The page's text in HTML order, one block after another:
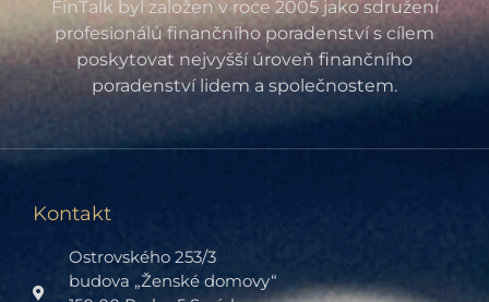
FinTalk byl založen v roce 2005 jako sdružení
profesionálů finančního poradenství s cílem
poskytovat nejvyšší úroveň finančního
poradenství lidem a společnostem.
Kontakt
Ostrovského 253/3
budova „Ženské domovy“